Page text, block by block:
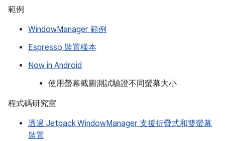
範例
WindowManager 範例
Espresso 裝置樣本
Now in Android
使用螢幕截圖測試驗證不同螢幕大小
程式碼研究室
透過 Jetpack WindowManager 支援折疊式和雙螢幕
裝置